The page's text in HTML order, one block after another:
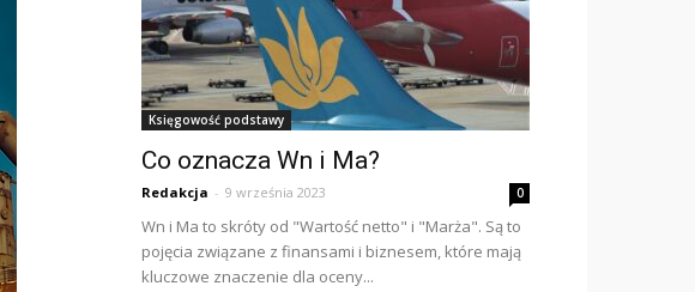
Księgowość podstawy
Co oznacza Wn i Ma?
Redakcja - 9 września 2023 0
Wn i Ma to skróty od "Wartość netto" i "Marża". Są to
pojęcia związane z finansami i biznesem, które mają
kluczowe znaczenie dla oceny...